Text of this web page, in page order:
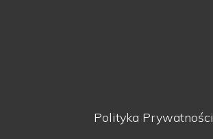
Polityka Prywatności